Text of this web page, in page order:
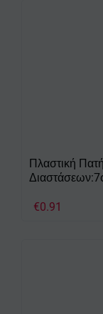
Πλαστική
€0.91